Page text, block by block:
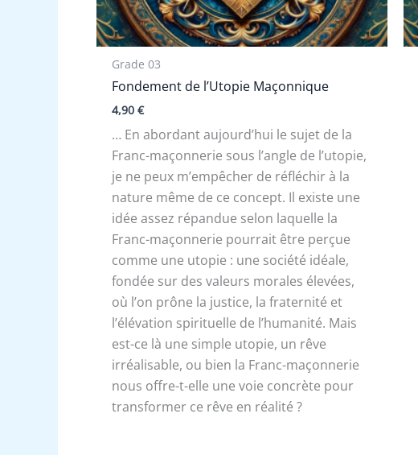
Grade 03
Fondement de l’Utopie Maçonnique
4,90€
… En abordant aujourd’hui le sujet de la
Franc-maçonnerie sous l’angle de l’utopie,
je ne peux m’empêcher de réfléchir à la
nature même de ce concept. Il existe une
idée assez répandue selon laquelle la
Franc-maçonnerie pourrait être perçue
comme une utopie : une société idéale,
fondée sur des valeurs morales élevées,
où l’on prône la justice, la fraternité et
l’élévation spirituelle de l’humanité. Mais
est-ce là une simple utopie, un rêve
irréalisable, ou bien la Franc-maçonnerie
nous offre-t-elle une voie concrète pour
transformer ce rêve en réalité ?